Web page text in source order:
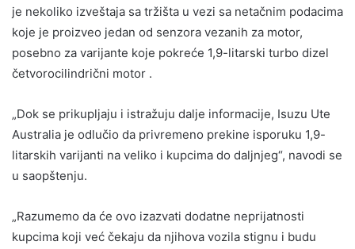
je nekoliko izveštaja sa tržišta u vezi sa netačnim podacima
koje je proizveo jedan od senzora vezanih za motor,
posebno za varijante koje pokreće 1,9-litarski turbo dizel
četvorocilindrični motor .
„Dok se prikupljaju i istražuju dalje informacije, Isuzu Ute
Australia je odlučio da privremeno prekine isporuku 1,9-
litarskih varijanti na veliko i kupcima do daljnjeg“, navodi se
u saopštenju.
„Razumemo da će ovo izazvati dodatne neprijatnosti
kupcima koji već čekaju da njihova vozila stignu i budu